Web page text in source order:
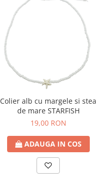
Colier alb cu margele si stea
de mare STARFISH
19,00 RON
ADAUGA IN COS